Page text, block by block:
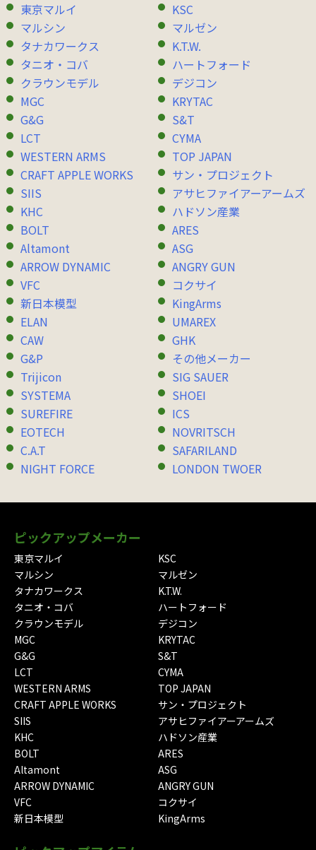
東京マルイ
KSC
マルシン
マルゼン
タナカワークス
K.T.W.
タニオ・コバ
ハートフォード
クラウンモデル
デジコン
MGC
KRYTAC
G&G
S&T
LCT
CYMA
WESTERN ARMS
TOP JAPAN
CRAFT APPLE WORKS
サン・プロジェクト
SIIS
アサヒファイアーアームズ
KHC
ハドソン産業
BOLT
ARES
Altamont
ASG
ARROW DYNAMIC
ANGRY GUN
VFC
コクサイ
新日本模型
KingArms
ELAN
UMAREX
CAW
GHK
G&P
その他メーカー
Trijicon
SIG SAUER
SYSTEMA
SHOEI
SUREFIRE
ICS
EOTECH
NOVRITSCH
C.A.T
SAFARILAND
NIGHT FORCE
LONDON TWOER
ピックアップメーカー
東京マルイ
KSC
マルシン
マルゼン
タナカワークス
K.T.W.
タニオ・コバ
ハートフォード
クラウンモデル
デジコン
MGC
KRYTAC
G&G
S&T
LCT
CYMA
WESTERN ARMS
TOP JAPAN
CRAFT APPLE WORKS
サン・プロジェクト
SIIS
アサヒファイアーアームズ
KHC
ハドソン産業
BOLT
ARES
Altamont
ASG
ARROW DYNAMIC
ANGRY GUN
VFC
コクサイ
新日本模型
KingArms